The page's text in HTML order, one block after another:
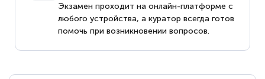
Экзамен проходит на онлайн-платформе с
любого устройства, а куратор всегда готов
помочь при возникновении вопросов.